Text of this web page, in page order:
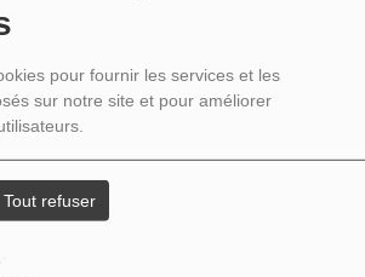
pour fournir les services et les
sur notre site et pour améliorer
Tout refuser